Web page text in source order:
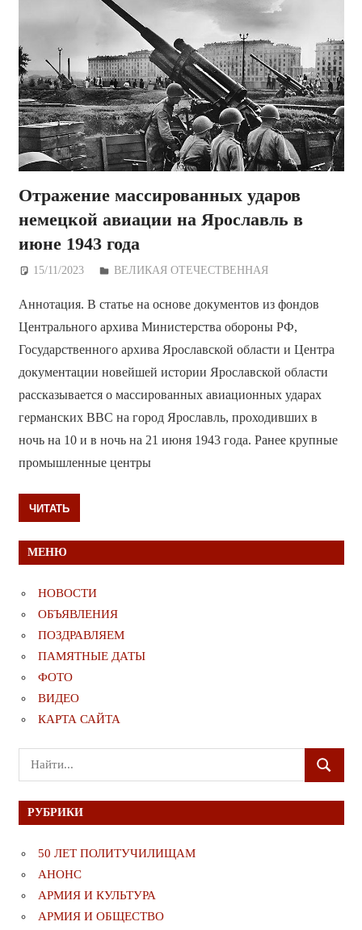
Отражение массированных ударов
немецкой авиации на Ярославль в
июне 1943 года
15/11/2023 Дежурный по Редакции
ВЕЛИКАЯ ОТЕЧЕСТВЕННАЯ
Аннотация. В статье на основе документов из фондов
Центрального архива Министерства обороны РФ,
Государственного архива Ярославской области и Центра
документации новейшей истории Ярославской области
рассказывается о массированных авиационных ударах
германских ВВС на город Ярославль, проходивших в
ночь на 10 и в ночь на 21 июня 1943 года. Ранее крупные
промышленные центры
ЧИТАТЬ
МЕНЮ
НОВОСТИ
ОБЪЯВЛЕНИЯ
ПОЗДРАВЛЯЕМ
ПАМЯТНЫЕ ДАТЫ
ФОТО
ВИДЕО
КАРТА САЙТА
Поиск
для:
ПОИСК
РУБРИКИ
50 ЛЕТ ПОЛИТУЧИЛИЩАМ
АНОНС
АРМИЯ И КУЛЬТУРА
АРМИЯ И ОБЩЕСТВО